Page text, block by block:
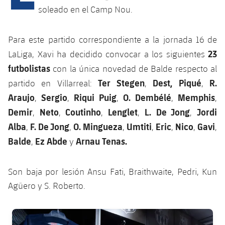
Instalaciones
Spotify Camp Nou
Palau Blaugrana
Estadi Johan Cruyff
Barça Cafe
La Masia
plusicon
más
plusicon
más
SUB12
SUB11 A
SUB11 B
SUB10 A
SUB10 B
SUB9 A
SUB8 A
SUB12 C
SUB11 C
Gameday Shows
Clasificación
Jugadores
Historia
Base
Junior
Cadete A
Cadete B
Infantil A
Campus Verano
PLUSICON
MÁS
Primer Equipo
Actualidad
Calendario
Entradas
Clasificaciones
Jugadores
Barça Atlètic
plusicon
más
Actualidad
Calendario
Clasificaciones
Jugadores
Base
plusicon
más
Actualidad
Cadete A
Cadete B
Primer equipo
plusicon
más
Calendario
Actualidad
soleado en el Camp Nou.
Para este partido correspondiente a la jornada 16 de
LaLiga, Xavi ha decidido convocar a los siguientes 23
futbolistas con la única novedad de Balde respecto al
partido en Villarreal: Ter Stegen, Dest, Piqué, R.
Araujo, Sergio, Riqui Puig, O. Dembélé, Memphis,
Demir, Neto, Coutinho, Lenglet, L. De Jong,Jordi
Alba, F. De Jong, O. Mingueza, Umtiti, Eric, Nico, Gavi,
Balde, Ez Abde y Arnau Tenas.
Son baja por lesión Ansu Fati, Braithwaite, Pedri, Kun
Agüero y S. Roberto.
FC Barcelona club badge